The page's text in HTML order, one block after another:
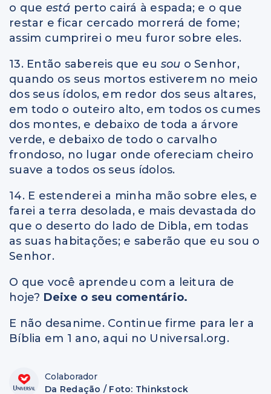
o que está perto cairá à espada; e o que
restar e ficar cercado morrerá de fome;
assim cumprirei o meu furor sobre eles.
13. Então sabereis que eu sou o Senhor,
quando os seus mortos estiverem no meio
dos seus ídolos, em redor dos seus altares,
em todo o outeiro alto, em todos os cumes
dos montes, e debaixo de toda a árvore
verde, e debaixo de todo o carvalho
frondoso, no lugar onde ofereciam cheiro
suave a todos os seus ídolos.
14. E estenderei a minha mão sobre eles, e
farei a terra desolada, e mais devastada do
que o deserto do lado de Dibla, em todas
as suas habitações; e saberão que eu sou o
Senhor.
O que você aprendeu com a leitura de
hoje? Deixe o seu comentário.
E não desanime. Continue firme para ler a
Bíblia em 1 ano, aqui no Universal.org.
Colaborador
Da Redação / Foto: Thinkstock